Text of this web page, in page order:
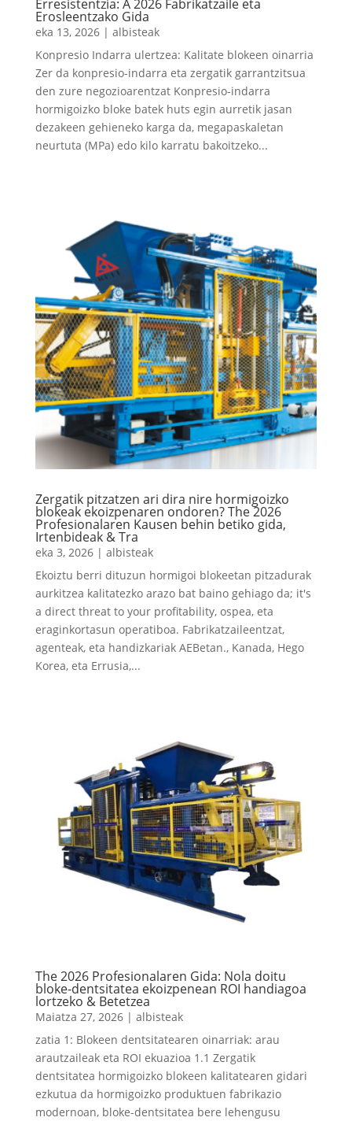
Erresistentzia: A 2026 Fabrikatzaile eta
Erosleentzako Gida
eka 13, 2026| albisteak
Konpresio Indarra ulertzea: Kalitate blokeen oinarria
Zer da konpresio-indarra eta zergatik garrantzitsua
den zure negozioarentzat Konpresio-indarra
hormigoizko bloke batek huts egin aurretik jasan
dezakeen gehieneko karga da, megapaskaletan
neurtuta (MPa) edo kilo karratu bakoitzeko...
Zergatik pitzatzen ari dira nire hormigoizko
blokeak ekoizpenaren ondoren? The 2026
Profesionalaren Kausen behin betiko gida,
Irtenbideak & Tra
eka 3, 2026| albisteak
Ekoiztu berri dituzun hormigoi blokeetan pitzadurak
aurkitzea kalitatezko arazo bat baino gehiago da; it's
a direct threat to your profitability, ospea, eta
eraginkortasun operatiboa. Fabrikatzaileentzat,
agenteak, eta handizkariak AEBetan., Kanada, Hego
Korea, eta Errusia,...
The 2026 Profesionalaren Gida: Nola doitu
bloke-dentsitatea ekoizpenean ROI handiagoa
lortzeko & Betetzea
Maiatza 27, 2026| albisteak
zatia 1: Blokeen dentsitatearen oinarriak: arau
arautzaileak eta ROI ekuazioa 1.1 Zergatik
dentsitatea hormigoizko blokeen kalitatearen gidari
ezkutua da hormigoizko produktuen fabrikazio
modernoan, bloke-dentsitatea bere lehengusu